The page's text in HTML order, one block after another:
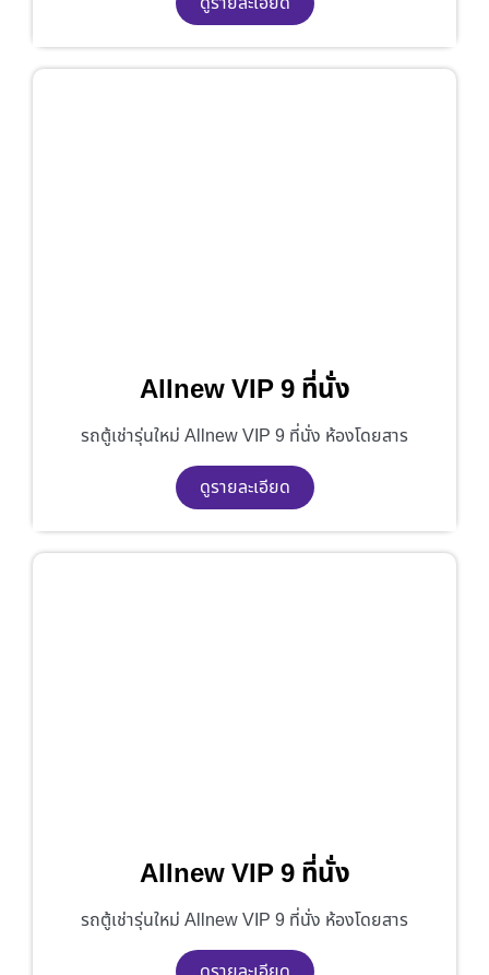
Allnew VIP 9 ที่นั่ง
รถตู้เช่ารุ่นใหม่ Allnew VIP 9 ที่นั่ง ห้องโดยสาร
ดูรายละเอียด
Allnew VIP 9 ที่นั่ง
รถตู้เช่ารุ่นใหม่ Allnew VIP 9 ที่นั่ง ห้องโดยสาร